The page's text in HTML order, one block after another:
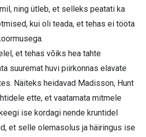
ning ütleb, et selleks peatati ka
kui oli teada, et tehas ei tööta
et tehas võiks hea tahte
suuremat huvi piirkonnas elavate
Näiteks heidavad Madisson, Hunt
ette, et vaatamata mitmele
ise kordagi nende kruntidel
et selle olemasolus ja häiringus ise